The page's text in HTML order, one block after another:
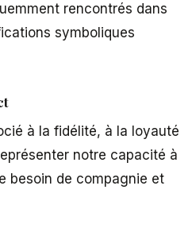
rencontrés dans
symboliques
à la fidélité, à la loyauté
notre capacité à
besoin de compagnie et